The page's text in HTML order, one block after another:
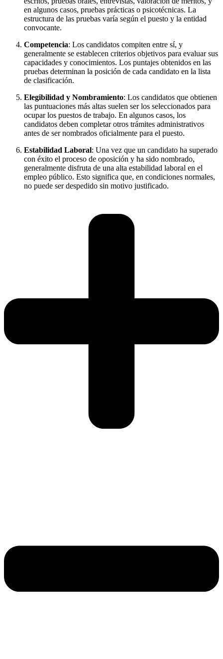
en algunos casos, pruebas prácticas o psicotécnicas. La
estructura de las pruebas varía según el puesto y la entidad
convocante.
Competencia: Los candidatos compiten entre sí, y
generalmente se establecen criterios objetivos para evaluar sus
capacidades y conocimientos. Los puntajes obtenidos en las
pruebas determinan la posición de cada candidato en la lista
de clasificación.
Elegibilidad y Nombramiento: Los candidatos que obtienen
las puntuaciones más altas suelen ser los seleccionados para
ocupar los puestos de trabajo. En algunos casos, los
candidatos deben completar otros trámites administrativos
antes de ser nombrados oficialmente para el puesto.
Estabilidad Laboral: Una vez que un candidato ha superado
con éxito el proceso de oposición y ha sido nombrado,
generalmente disfruta de una alta estabilidad laboral en el
empleo público. Esto significa que, en condiciones normales,
no puede ser despedido sin motivo justificado.